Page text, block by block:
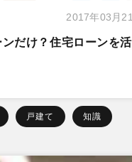
2017年03月
だけ？住宅ローンを
戸建て 知識